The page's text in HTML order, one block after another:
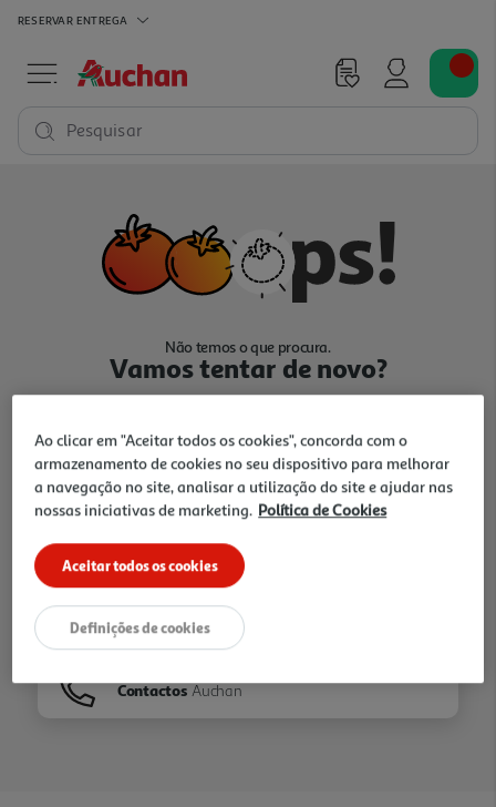
RESERVAR ENTREGA
Pesquisar
Não temos o que procura.
Vamos tentar de novo?
Ir para Homepage
Folhetos
Contactos Auchan
Ao clicar em "Aceitar todos os cookies", concorda com o
armazenamento de cookies no seu dispositivo para melhorar
a navegação no site, analisar a utilização do site e ajudar nas
nossas iniciativas de marketing. Política de Cookies
Aceitar todos os cookies
Definições de cookies